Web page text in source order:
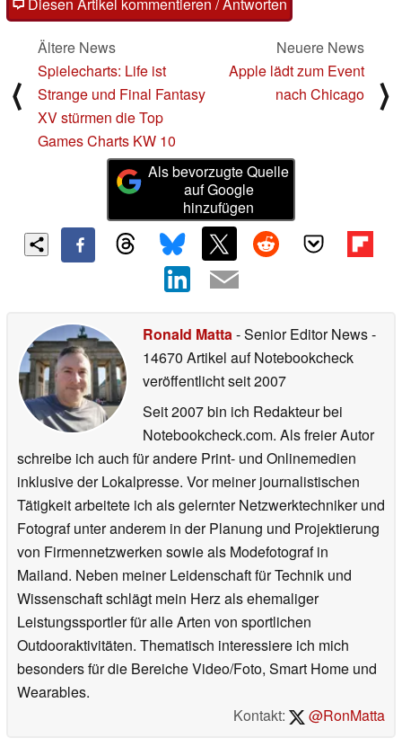
⟨
Ältere News
Spielecharts: Life ist
Strange und Final Fantasy
XV stürmen die Top
Games Charts KW 10
Neuere News
Apple lädt zum Event
nach Chicago
⟩
Als bevorzugte Quelle
auf Google
hinzufügen
Ronald Matta- Senior Editor News-
14670 Artikel auf Notebookcheck
veröffentlichtseit 2007
Seit 2007 bin ich Redakteur bei
Notebookcheck.com. Als freier Autor
schreibe ich auch für andere Print- und Onlinemedien
inklusive der Lokalpresse. Vor meiner journalistischen
Tätigkeit arbeitete ich als gelernter Netzwerktechniker und
Fotograf unter anderem in der Planung und Projektierung
von Firmennetzwerken sowie als Modefotograf in
Mailand. Neben meiner Leidenschaft für Technik und
Wissenschaft schlägt mein Herz als ehemaliger
Leistungssportler für alle Arten von sportlichen
Outdooraktivitäten. Thematisch interessiere ich mich
besonders für die Bereiche Video/Foto, Smart Home und
Wearables.
Kontakt:
@RonMatta